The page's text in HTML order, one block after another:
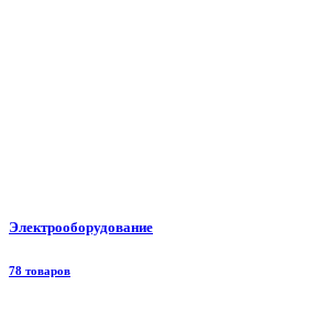
Электрооборудование
78 товаров